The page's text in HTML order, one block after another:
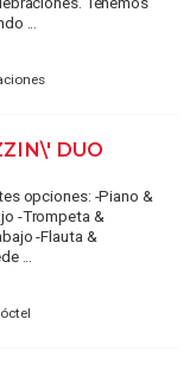
...
DUO
opciones: -Piano &
-Trompeta &
-Flauta &
...